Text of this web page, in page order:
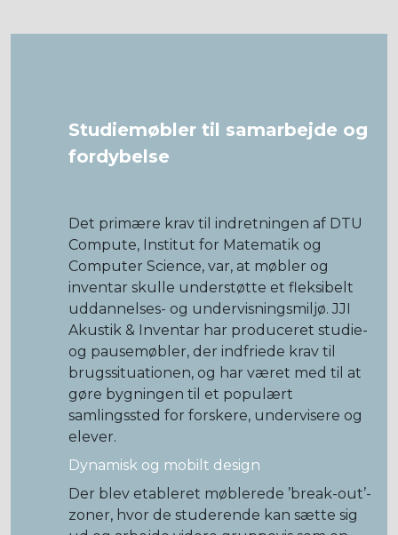
Studiemøbler til samarbejde og
fordybelse
Det primære krav til indretningen af DTU
Compute, Institut for Matematik og
Computer Science, var, at møbler og
inventar skulle understøtte et fleksibelt
uddannelses- og undervisningsmiljø. JJI
Akustik & Inventar har produceret studie-
og pausemøbler, der indfriede krav til
brugssituationen, og har været med til at
gøre bygningen til et populært
samlingssted for forskere, undervisere og
elever.
Dynamisk og mobilt design
Der blev etableret møblerede ’break-out’-
zoner, hvor de studerende kan sætte sig